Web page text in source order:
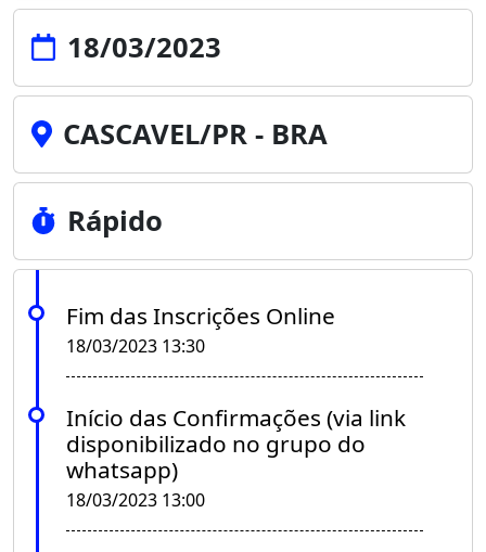
18/03/2023
CASCAVEL/PR - BRA
Rápido
Fim das Inscrições Online
18/03/2023 13:30
Início das Confirmações (via link
disponibilizado no grupo do
whatsapp)
18/03/2023 13:00